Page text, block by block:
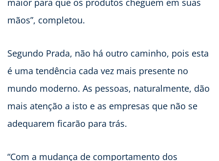
maior para que os produtos cheguem em suas
mãos”, completou.
Segundo Prada, não há outro caminho, pois esta
é uma tendência cada vez mais presente no
mundo moderno. As pessoas, naturalmente, dão
mais atenção a isto e as empresas que não se
adequarem ficarão para trás.
“Com a mudança de comportamento dos